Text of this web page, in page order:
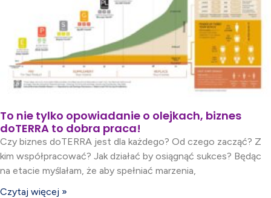
To nie tylko opowiadanie o olejkach, biznes
doTERRA to dobra praca!
Czy biznes doTERRA jest dla każdego? Od czego zacząć? Z
kim współpracować? Jak działać by osiągnąć sukces? Będąc
na etacie myślałam, że aby spełniać marzenia,
Czytaj więcej »